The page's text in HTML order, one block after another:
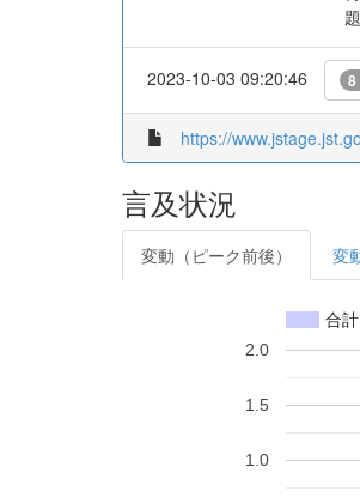
2023-10-03 09:20:46 8
https://
言及状況
変動（ピーク前後） 変
合計
1.0
1.5
2.0